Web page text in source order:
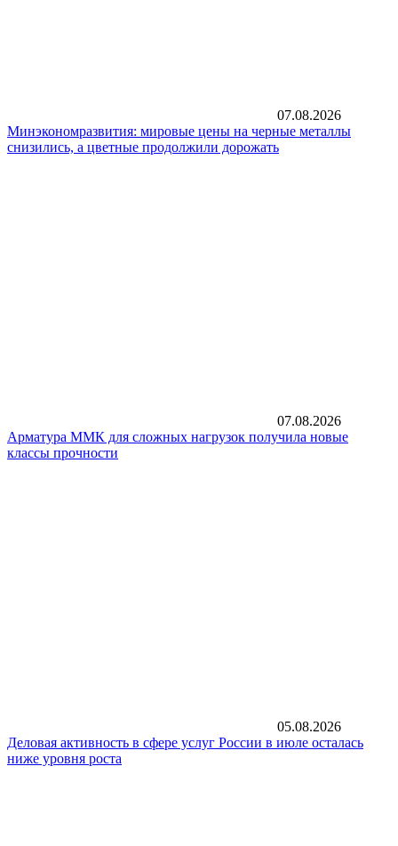
07.08.2026
Минэкономразвития: мировые цены на черные металлы
снизились, а цветные продолжили дорожать
07.08.2026
Арматура ММК для сложных нагрузок получила новые
классы прочности
05.08.2026
Деловая активность в сфере услуг России в июле осталась
ниже уровня роста